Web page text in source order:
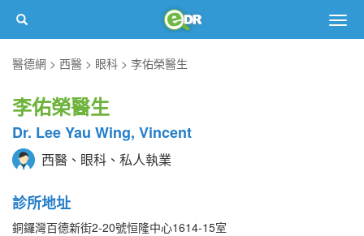
醫德網
西醫 眼科 李佑榮醫生
李佑榮醫生
Dr. Lee Yau Wing, Vincent
西醫、眼科、私人執業
診所地址
銅鑼灣百德新街2-20號恒隆中心1614-15室